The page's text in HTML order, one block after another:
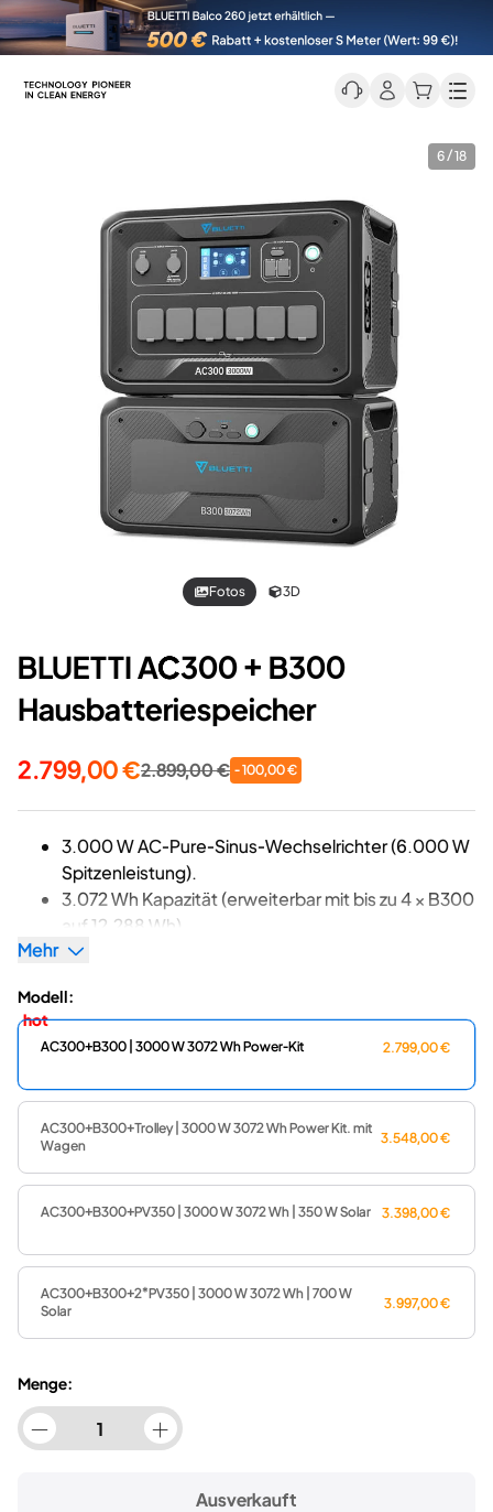
6 / 18
Fotos 3D
BLUETTI AC300 + B300
Hausbatteriespeicher
2.799,00 €2.899,00 € - 100,00 €
3.000 W AC-Pure-Sinus-Wechselrichter (6.000 W
Spitzenleistung).
3.072 Wh Kapazität (erweiterbar mit bis zu 4 × B300
auf 12.288 Wh).
7 Möglichkeiten zum Aufladen
Solar).
Max. 5400 W schnelles Doppelladen (Solar + AC-
Adapter gleichzeitig).
24/7 UPS-Heimsicherung.
Erfahren Sie mehr über die AC-Serie.>>
Mehr
Modell:
AC300+B300 | 3000 W 3072 Wh Power-Kit 2.799,00 €
AC300+B300+Trolley | 3000 W 3072 Wh Power Kit. mit
Wagen
3.548,00 €
AC300+B300+PV350 | 3000 W 3072 Wh | 350 W Solar 3.398,00 €
AC300+B300+2*PV350 | 3000 W 3072 Wh | 700 W
Solar
3.997,00 €
Menge:
Ausverkauft